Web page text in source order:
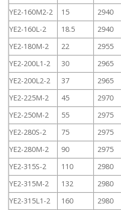
YE2-160M2-2 15 2940
YE2-160L-2
18.5 2940
YE2-180M-2
22 2955
YE2-200L1-2
30 2965
YE2-200L2-2
37 2965
YE2-225M-2
45 2970
YE2-250M-2
55 2975
YE2-280S-2
75 2975
YE2-280M-2
90 2975
YE2-315S-2
110 2980
YE2-315M-2
132 2980
YE2-315L1-2
160 2980